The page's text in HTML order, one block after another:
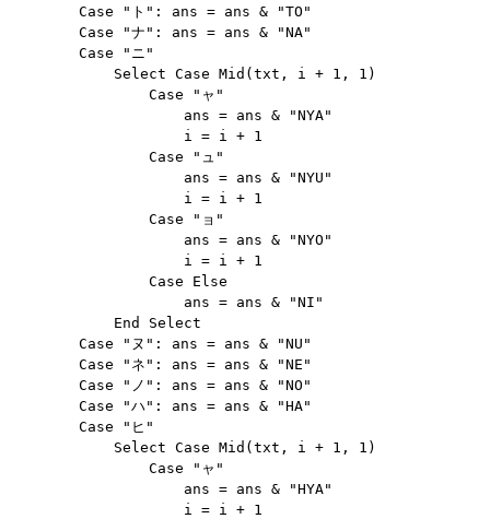
        Case "ト": ans = ans & "TO"
        Case "ナ": ans = ans & "NA"
        Case "ニ"
            Select Case Mid(txt, i + 1, 1)
                Case "ャ"
                    ans = ans & "NYA"
                    i = i + 1
                Case "ュ"
                    ans = ans & "NYU"
                    i = i + 1
                Case "ョ"
                    ans = ans & "NYO"
                    i = i + 1
                Case Else
                    ans = ans & "NI"
            End Select
        Case "ヌ": ans = ans & "NU"
        Case "ネ": ans = ans & "NE"
        Case "ノ": ans = ans & "NO"
        Case "ハ": ans = ans & "HA"
        Case "ヒ"
            Select Case Mid(txt, i + 1, 1)
                Case "ャ"
                    ans = ans & "HYA"
                    i = i + 1